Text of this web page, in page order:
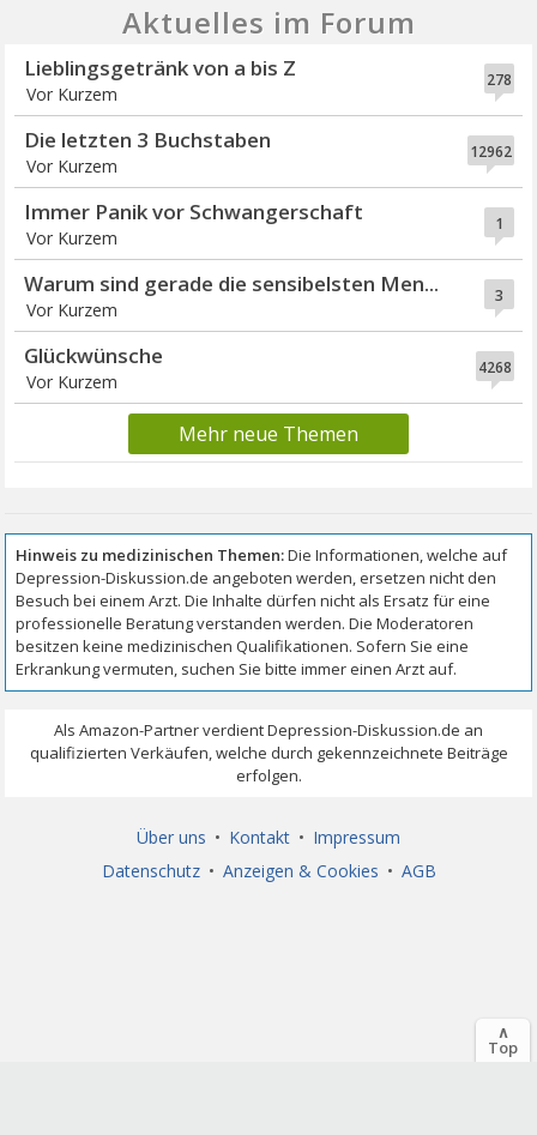
Aktuelles im Forum
278
Lieblingsgetränk von a bis Z
Vor Kurzem
12962
Die letzten 3 Buchstaben
Vor Kurzem
1
Immer Panik vor Schwangerschaft
Vor Kurzem
3
Warum sind gerade die sensibelsten Men...
Vor Kurzem
4268
Glückwünsche
Vor Kurzem
Mehr neue Themen
Über uns • Kontakt • Impressum
Datenschutz • Anzeigen & Cookies • AGB
∧
Top